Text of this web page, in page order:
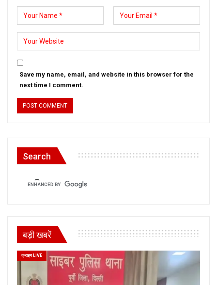
Save my name, email, and website in this browser for the
next time I comment.
Search
बड़ी खबरें
क्राइम LIVE